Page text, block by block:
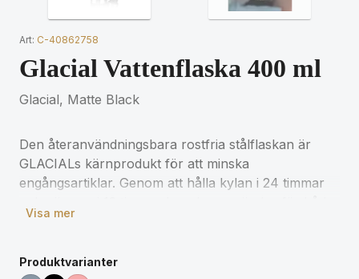
Art: C-40862758
Glacial Vattenflaska 400 ml
Glacial, Matte Black
Den återanvändningsbara rostfria stålflaskan är
GLACIALs kärnprodukt för att minska
engångsartiklar. Genom att hålla kylan i 24 timmar
vatten och varm dryck
Håller värme i 12 timmar - Oavsett
Visa mer
Produktvarianter